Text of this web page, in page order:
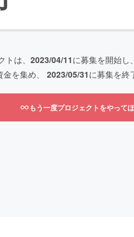
は、 2023/04/11に募集を開始し、
を集め、 2023/05/31に募集を終
もう一度プロジェクトをやって